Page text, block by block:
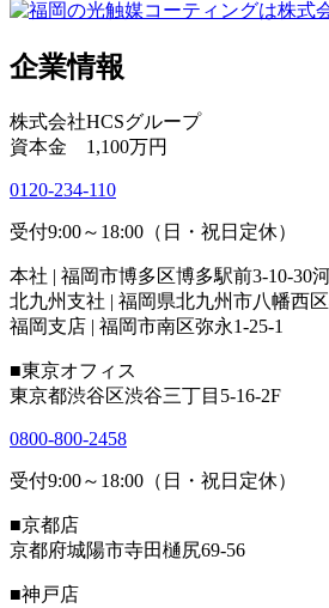
企業情報
株式会社HCSグループ
資本金 1,100万円
0120-234-110
受付9:00～18:00（日・祝日定休）
本社 | 福岡市博多区博多駅前3-10-30
北九州支社 | 福岡県北九州市八幡西区
福岡支店 | 福岡市南区弥永1-25-1
■東京オフィス
東京都渋谷区渋谷三丁目5-16-2F
0800-800-2458
受付9:00～18:00（日・祝日定休）
■京都店
京都府城陽市寺田樋尻69-56
■神戸店